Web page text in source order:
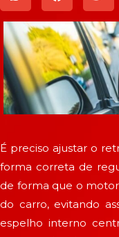
É preciso ajustar o
forma correta de
de forma que o
do carro, evitando
espelho interno